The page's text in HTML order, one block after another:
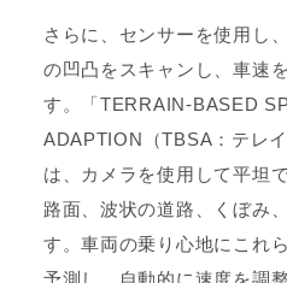
さらに、センサーを使用し
の凹凸をスキャンし、車速
す。「TERRAIN-BASED
ADAPTION（TBSA：テレ
は、カメラを使用して平坦
路面、波状の道路、くぼみ
す。車両の乗り心地にこれ